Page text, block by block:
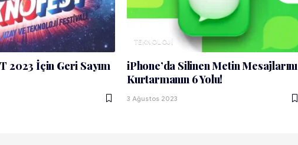
2023 İçin Geri Sayım
TEKNOLOJI
iPhone’da Silinen Metin Mesajlarını
Kurtarmanın 6 Yolu!
3 Ağustos 2023